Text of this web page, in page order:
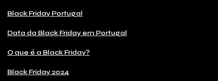
Black Friday Portugal
Data da Black Friday em Portugal
O que é a Black Friday?
Black Friday 2024